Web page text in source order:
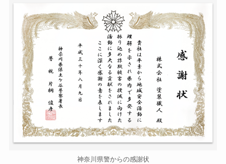
神奈川県警からの感謝状